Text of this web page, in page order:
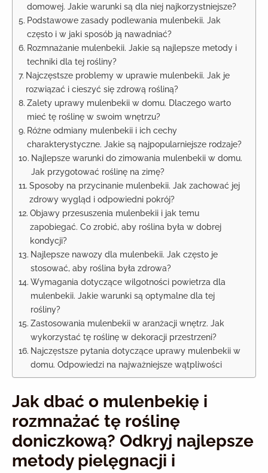
domowej. Jakie warunki są dla niej najkorzystniejsze?
Podstawowe zasady podlewania mulenbekii. Jak
często i w jaki sposób ją nawadniać?
Rozmnażanie mulenbekii. Jakie są najlepsze metody i
techniki dla tej rośliny?
Najczęstsze problemy w uprawie mulenbekii. Jak je
rozwiązać i cieszyć się zdrową rośliną?
Zalety uprawy mulenbekii w domu. Dlaczego warto
mieć tę roślinę w swoim wnętrzu?
Różne odmiany mulenbekii i ich cechy
charakterystyczne. Jakie są najpopularniejsze rodzaje?
Najlepsze warunki do zimowania mulenbekii w domu.
Jak przygotować roślinę na zimę?
Sposoby na przycinanie mulenbekii. Jak zachować jej
zdrowy wygląd i odpowiedni pokrój?
Objawy przesuszenia mulenbekii i jak temu
zapobiegać. Co zrobić, aby roślina była w dobrej
kondycji?
Najlepsze nawozy dla mulenbekii. Jak często je
stosować, aby roślina była zdrowa?
Wymagania dotyczące wilgotności powietrza dla
mulenbekii. Jakie warunki są optymalne dla tej
rośliny?
Zastosowania mulenbekii w aranżacji wnętrz. Jak
wykorzystać tę roślinę w dekoracji przestrzeni?
Najczęstsze pytania dotyczące uprawy mulenbekii w
domu. Odpowiedzi na najważniejsze wątpliwości
Jak dbać o mulenbekię i
rozmnażać tę roślinę
doniczkową? Odkryj najlepsze
metody pielęgnacji i